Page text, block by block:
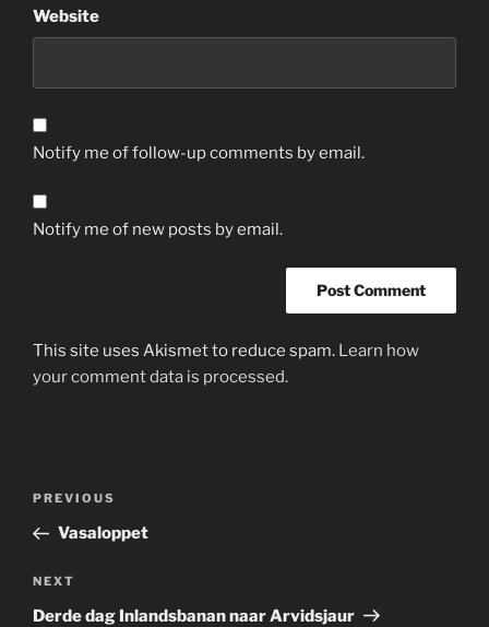
Website
Notify me of follow-up comments by email.
Notify me of new posts by email.
This site uses Akismet to reduce spam. Learn how
your comment data is processed.
Previous
Post
PREVIOUS
Vasaloppet
Next
Post
NEXT
Derde dag Inlandsbanan naar Arvidsjaur